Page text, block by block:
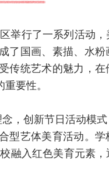
举行了一系列活动
了国画、素描、水粉
传统艺术的魅力，
要性。
，创新节日活动模
型艺体美育活动。
融入红色美育元素